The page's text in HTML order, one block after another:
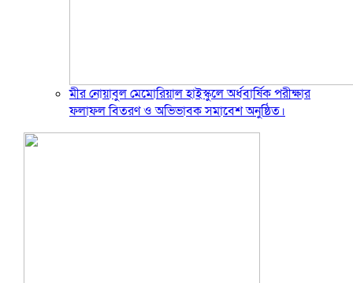
মীর নোয়াবুল মেমোরিয়াল হাইস্কুলে অর্ধবার্ষিক পরীক্ষার
ফলাফল বিতরণ ও অভিভাবক সমাবেশ অনুষ্ঠিত।